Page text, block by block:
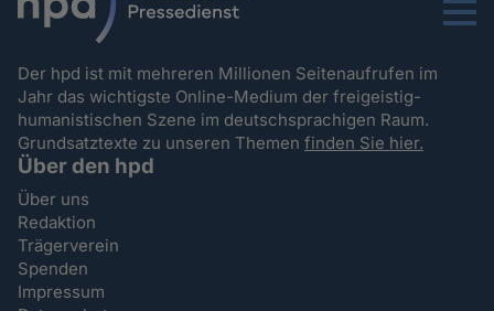
Menu
Der hpd ist mit mehreren Millionen Seitenaufrufen im
Jahr das wichtigste Online-Medium der freigeistig-
humanistischen Szene im deutschsprachigen Raum.
Grundsatztexte zu unseren Themenfinden Sie hier.
Über den hpd
Über uns
Redaktion
Trägerverein
Spenden
Impressum